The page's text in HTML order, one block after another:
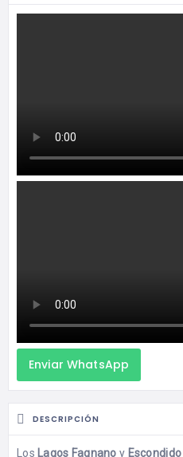
Enviar WhatsApp
DESCRIPCIÓN
Los Lagos Fagnano y Escondido